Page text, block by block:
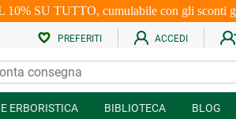
SU TUTTO, cumulabile con gli sconti
PREFERITI ACCEDI
ERBORISTICA BIBLIOTECA BLOG